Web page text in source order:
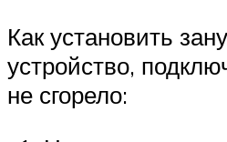
Как установить
устройство,
не сгорело: